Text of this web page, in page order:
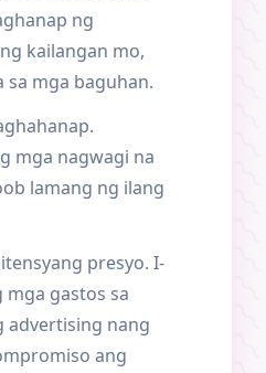
ng
kailangan mo,
sa mga baguhan.
mga nagwagi na
lamang ng ilang
presyo. I-
gastos sa
advertising nang
ang